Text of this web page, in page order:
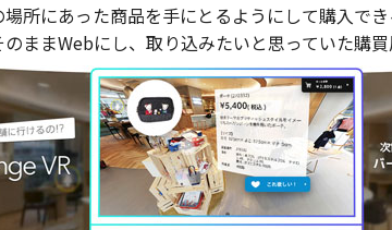
所にあった商品を手にとるようにして購入で
ままWebにし、取り込みたいと思っていた購